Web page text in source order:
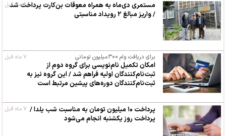
مستمری دی‌ماه به همراه معوقات بن‌کارت پرداخت شد
/ واریز مبالغ ۲ رویداد مناسبتی
۶ ماه قبل
برای دریافت وام ۳۰۰میلیون تومانی
امکان تکمیل نام‌نویسی برای گروه دوم از
ثبت‌نام‌کنندگان اولیه فراهم شد / این گروه نیز به
ثبت‌نام‌کنندگان دوره‌های پیشین مرتبط است
۷ ماه قبل
پرداخت ۱۰ میلیون تومان به مناسبت شب یلدا /
پرداخت روز یکشنبه انجام می‌شود
۷ ماه قبل